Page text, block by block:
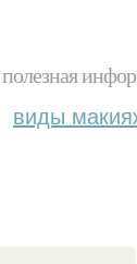
полезная
виды